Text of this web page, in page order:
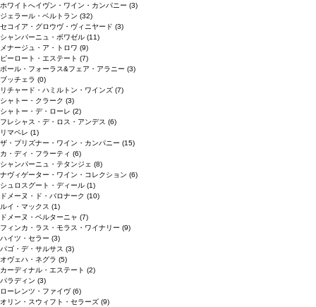
ホワイトへイヴン・ワイン・カンパニー (3)
ジェラール・ベルトラン (32)
セコイア・グロウヴ・ヴィニヤード (3)
シャンパーニュ・ボワゼル (11)
メナージュ・ア・トロワ (9)
ピーロート・エステート (7)
ボール・フォーラス&フェア・アラニー (3)
ブッチェラ (0)
リチャード・ハミルトン・ワインズ (7)
シャトー・クラーク (3)
シャトー・デ・ローレ (2)
フレシャス・デ・ロス・アンデス (6)
リマペレ (1)
ザ・プリズナー・ワイン・カンパニー (15)
カ・ディ・フラーティ (6)
シャンパーニュ・テタンジェ (8)
ナヴィゲーター・ワイン・コレクション (6)
シュロスグート・ディール (1)
ドメーヌ・ド・バロナーク (10)
ルイ・マックス (1)
ドメーヌ・ベルターニャ (7)
フィンカ・ラス・モラス・ワイナリー (9)
ハイツ・セラー (3)
パゴ・デ・サルサス (3)
オヴェハ・ネグラ (5)
カーディナル・エステート (2)
パラディン (3)
ローレンツ・ファイヴ(6)
オリン・スウィフト・セラーズ (9)